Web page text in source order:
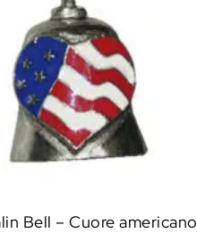
Bell – Cuore americano